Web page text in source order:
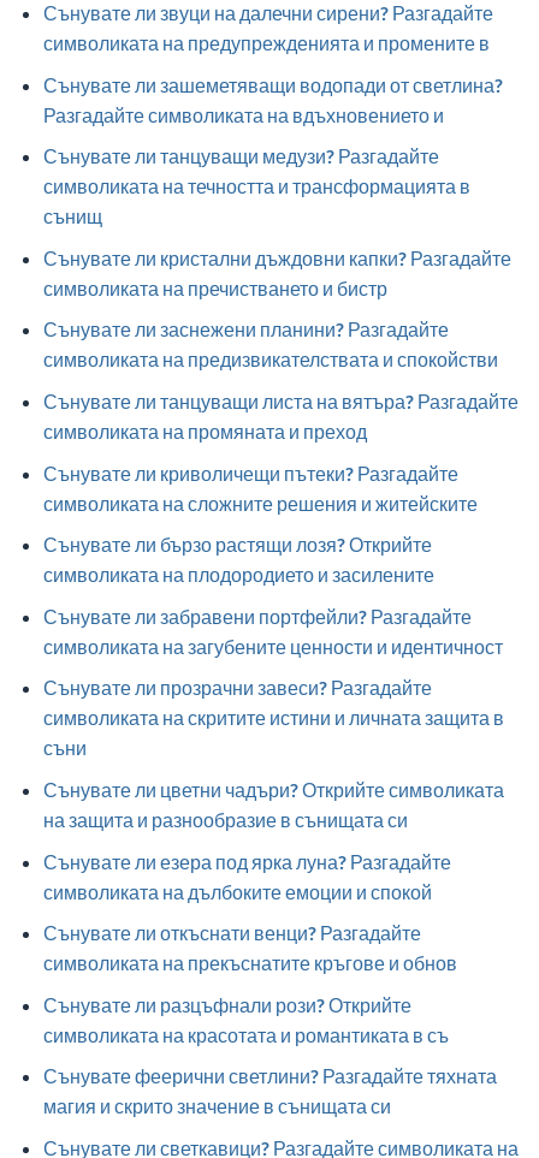
Сънувате ли звуци на далечни сирени? Разгадайте
символиката на предупрежденията и промените в
Сънувате ли зашеметяващи водопади от светлина?
Разгадайте символиката на вдъхновението и
Сънувате ли танцуващи медузи? Разгадайте
символиката на течността и трансформацията в
сънищ
Сънувате ли кристални дъждовни капки? Разгадайте
символиката на пречистването и бистр
Сънувате ли заснежени планини? Разгадайте
символиката на предизвикателствата и спокойстви
Сънувате ли танцуващи листа на вятъра? Разгадайте
символиката на промяната и преход
Сънувате ли криволичещи пътеки? Разгадайте
символиката на сложните решения и житейските
Сънувате ли бързо растящи лозя? Открийте
символиката на плодородието и засилените
Сънувате ли забравени портфейли? Разгадайте
символиката на загубените ценности и идентичност
Сънувате ли прозрачни завеси? Разгадайте
символиката на скритите истини и личната защита в
съни
Сънувате ли цветни чадъри? Открийте символиката
на защита и разнообразие в сънищата си
Сънувате ли езера под ярка луна? Разгадайте
символиката на дълбоките емоции и спокой
Сънувате ли откъснати венци? Разгадайте
символиката на прекъснатите кръгове и обнов
Сънувате ли разцъфнали рози? Открийте
символиката на красотата и романтиката в съ
Сънувате феерични светлини? Разгадайте тяхната
магия и скрито значение в сънищата си
Сънувате ли светкавици? Разгадайте символиката на